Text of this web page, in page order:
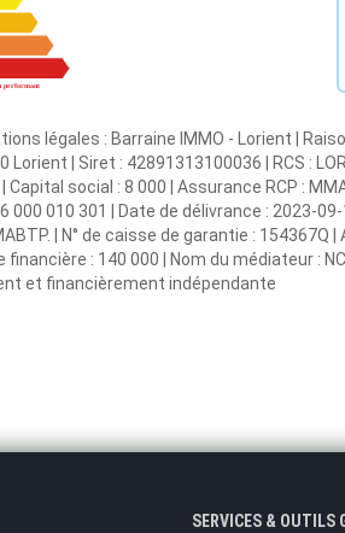
légales : Barraine IMMO - Lorient |
Lorient | Siret : 42891313100036 | RCS :
Capital social : 8 000 | Assurance RCP : MMA
000 010 301 | Date de délivrance : 2023-
| N° de caisse de garantie :
: 140 000 | Nom du médiateur :
et financièrement indépendante
SERVICES & OUTILS